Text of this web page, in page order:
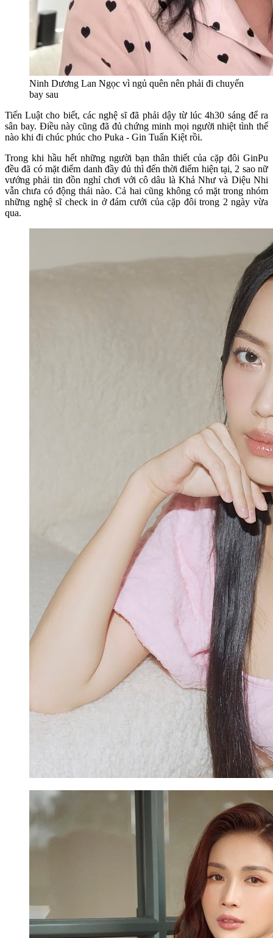
Ninh Dương Lan Ngọc vì ngủ quên nên phải đi chuyến
bay sau
Tiến Luật cho biết, các nghệ sĩ đã phải dậy từ lúc 4h30 sáng để ra
sân bay. Điều này cũng đã đủ chứng minh mọi người nhiệt tình thế
nào khi đi chúc phúc cho Puka - Gin Tuấn Kiệt rồi.
Trong khi hầu hết những người bạn thân thiết của cặp đôi GinPu
đều đã có mặt điểm danh đầy đủ thì đến thời điểm hiện tại, 2 sao nữ
vướng phải tin đồn nghỉ chơi với cô dâu là Khả Như và Diệu Nhi
vẫn chưa có động thái nào. Cả hai cũng không có mặt trong nhóm
những nghệ sĩ check in ở đám cưới của cặp đôi trong 2 ngày vừa
qua.